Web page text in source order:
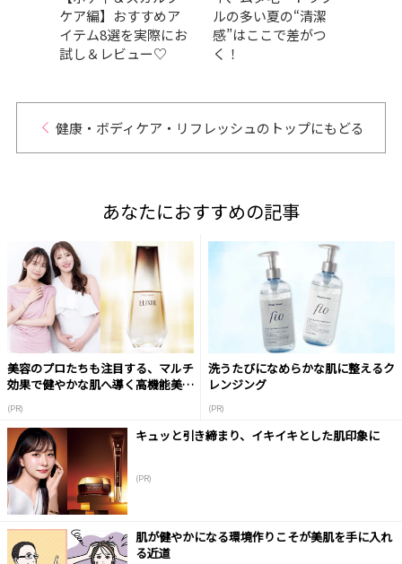
ケア編】おすすめア
イテム8選を実際にお
試し＆レビュー♡
ルの多い夏の“清潔
感”はここで差がつ
く！
健康・ボディケア・リフレッシュのトップにもどる
あなたにおすすめの記事
美容のプロたちも注目する、マルチ
効果で健やかな肌へ導く高機能美容
(PR)
洗うたびになめらかな肌に整えるク
レンジング
(PR)
キュッと引き締まり、イキイキとした肌印象に
(PR)
肌が健やかになる環境作りこそが美肌を手に入れ
る近道